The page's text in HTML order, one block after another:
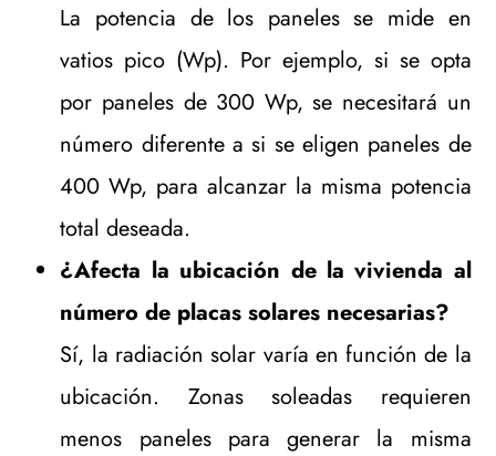
La potencia de los paneles se mide en
vatios pico (Wp). Por ejemplo, si se opta
por paneles de 300 Wp, se necesitará un
número diferente a si se eligen paneles de
400 Wp, para alcanzar la misma potencia
total deseada.
¿Afecta la ubicación de la vivienda al
número de placas solares necesarias?
Sí, la radiación solar varía en función de la
ubicación. Zonas soleadas requieren
menos paneles para generar la misma